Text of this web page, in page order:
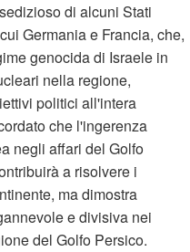
di alcuni Stati
Germania e Francia, che,
genocida di Israele in
nella regione,
politici all'intera
che l'ingerenza
negli affari del Golfo
a risolvere i
ma dimostra
e divisiva nei
del Golfo Persico.